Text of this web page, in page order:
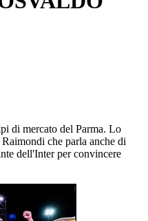
di mercato del Parma. Lo
che parla anche di
dell'Inter per convincere